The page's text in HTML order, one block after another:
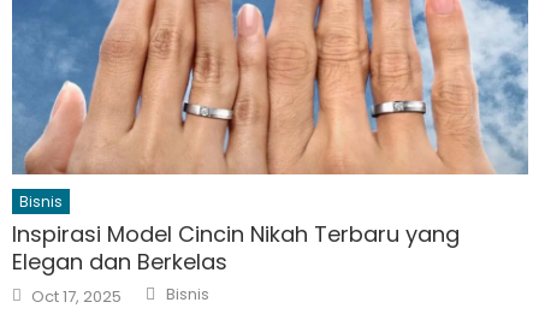
Bisnis
Inspirasi Model Cincin Nikah Terbaru yang
Elegan dan Berkelas
Posted
on
Oct 17, 2025 Author
Bisnis